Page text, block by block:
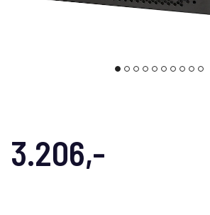
3.206,-